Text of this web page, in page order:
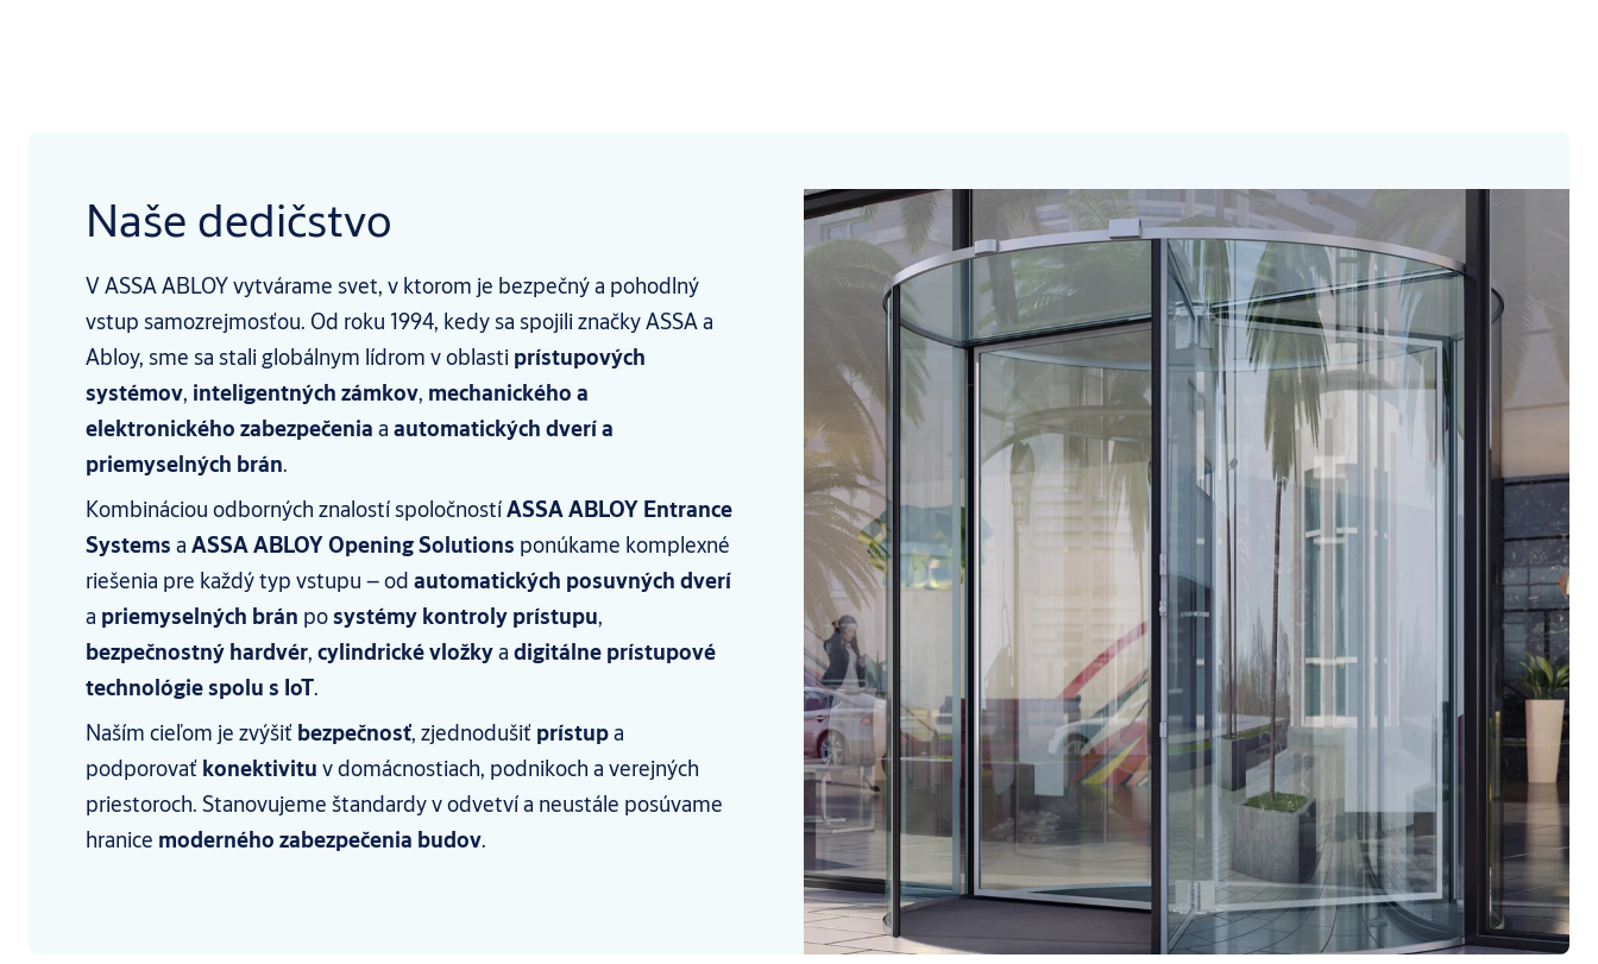
Naše dedičstvo
V ASSA ABLOY vytvárame svet, v ktorom je bezpečný a pohodlný
vstup samozrejmosťou. Od roku 1994, kedy sa spojili značky ASSA a
Abloy, sme sa stali globálnym lídrom v oblasti prístupových
systémov, inteligentných zámkov, mechanického a
elektronického zabezpečenia a automatických dverí a
priemyselných brán.
Kombináciou odborných znalostí spoločnostíASSA ABLOY Entrance
Systems a ASSA ABLOY Opening Solutions ponúkame komplexné
riešenia pre každý typ vstupu – od automatických posuvných dverí
a priemyselných brán posystémy kontroly prístupu,
bezpečnostný hardvér, cylindrické vložkya digitálne prístupové
technológie spolu s IoT.
Naším cieľom je zvýšiť bezpečnosť, zjednodušiť prístupa
podporovať konektivitu v domácnostiach, podnikoch a verejných
priestoroch. Stanovujeme štandardy v odvetví a neustále posúvame
hranice moderného zabezpečenia budov.